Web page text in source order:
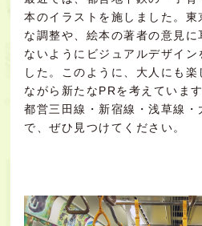
本のイラストを施しました。東
な調整や、絵本の著者の意見に
ないようにビジュアルデザイン
した。このように、大人にも
ながら新たなPRを考えています
都営三田線・新宿線・浅草線
で、ぜひ見つけてください。